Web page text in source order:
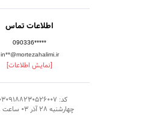
اطلاعات تماس
090336*****
in**@mortezahalimi.ir
[نمایش اطلاعات]
کد: 140309188230526007
چهارشنبه 28 آذر 03 ساعت 19:18